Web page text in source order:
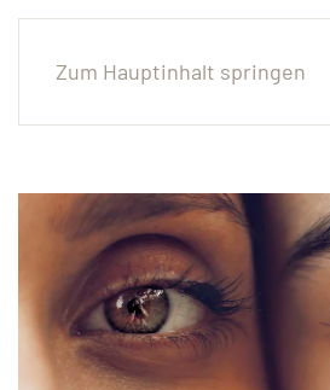
Zum Hauptinhalt springen